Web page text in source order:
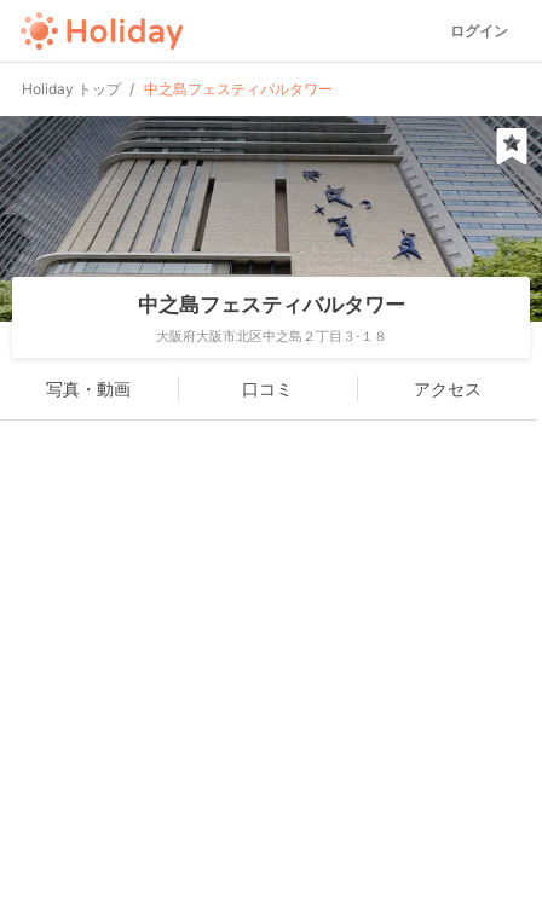
ログイン
Holiday トップ 中之島フェスティバルタワー
中之島フェスティバルタワー
大阪府大阪市北区中之島２丁目３-１８
写真・動画 口コミ アクセス